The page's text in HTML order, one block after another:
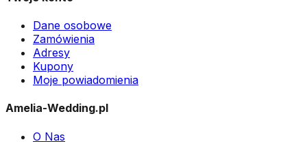
Dane osobowe
Zamówienia
Adresy
Kupony
Moje powiadomienia
Amelia-Wedding.pl
O Nas